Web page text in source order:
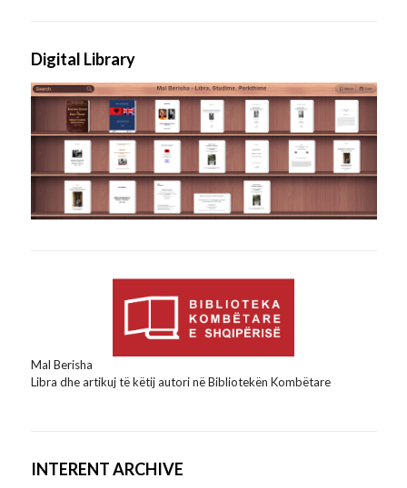
Digital Library
Mal Berisha
Libra dhe artikuj të këtij autori në Bibliotekën Kombëtare
INTERENT ARCHIVE